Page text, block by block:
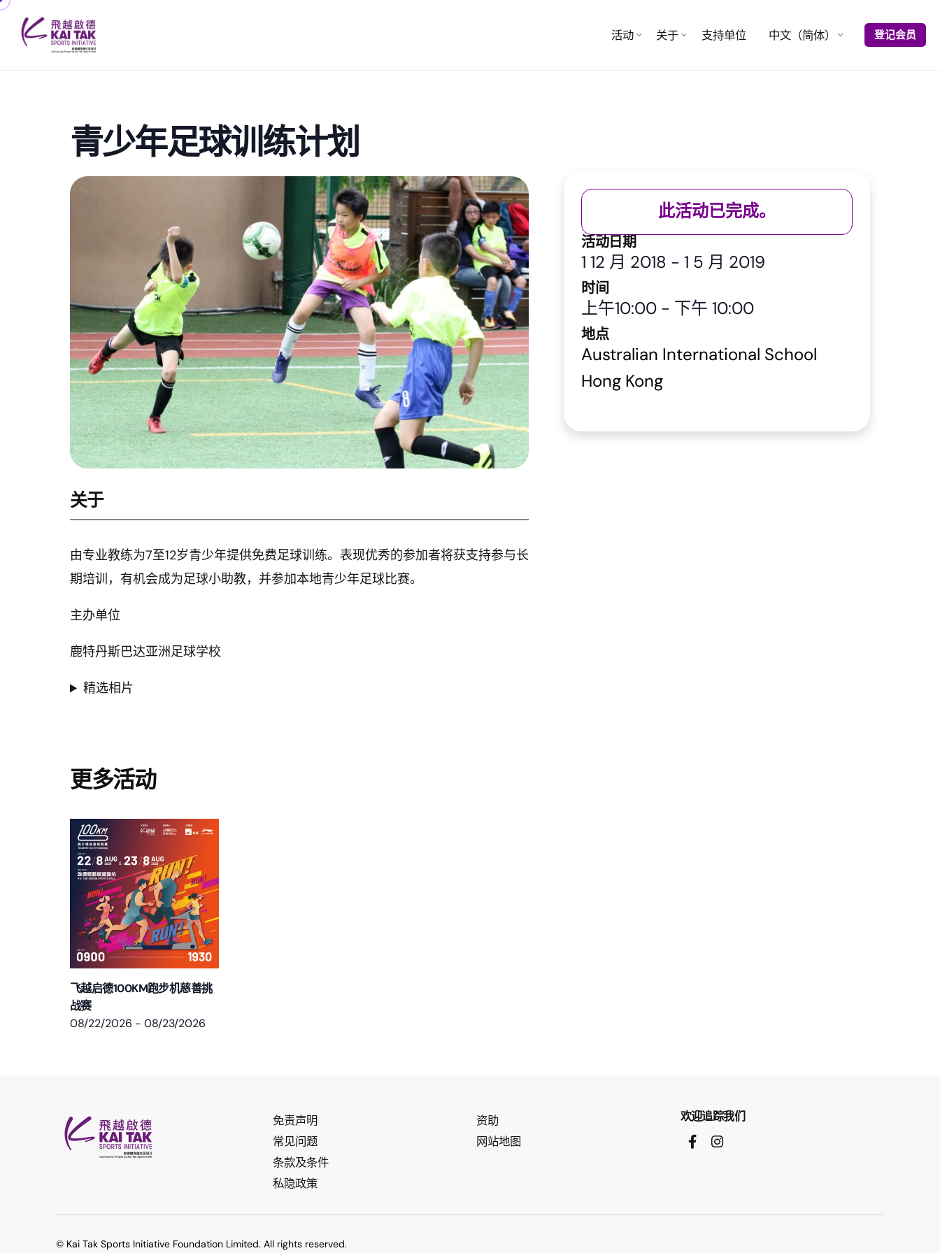
活动 关于 支持单位 中文（简体） 登记会员
青少年足球训练计划
关于
由专业教练为7至12岁青少年提供免费足球训练。表现优秀的参加者将获支持参与长
期培训，有机会成为足球小助教，并参加本地青少年足球比赛。
主办单位
鹿特丹斯巴达亚洲足球学校
精选相片
此活动已完成。
活动日期
1 12 月 2018 -1 5 月 2019
时间
上午10:00 - 下午 10:00
地点
Australian International School
Hong Kong
更多活动
飞越启德100KM跑步机慈善挑
战赛
08/22/2026 - 08/23/2026
免责声明
常见问题
条款及条件
私隐政策
资助
网站地图
欢迎追踪我们
© Kai Tak Sports Initiative Foundation Limited. All rights reserved.